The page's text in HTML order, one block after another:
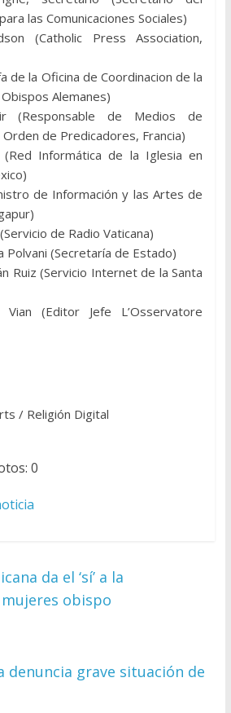
las Comunicaciones Sociales)
(Catholic Press Association,
de la Oficina de Coordinacion de la
Alemanes)
(Responsable de Medios de
Orden de Predicadores, Francia)
(Red Informática de la Iglesia en
de Información y las Artes de
de Radio Vaticana)
Polvani (Secretaría de Estado)
Ruiz (Servicio Internet de la Santa
(Editor Jefe L’Osservatore
/ Religión Digital
0
da el ‘sí’ a la
obispo
denuncia grave situación de